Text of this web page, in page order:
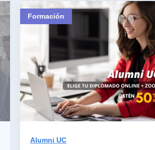
Formación
Alumni UC